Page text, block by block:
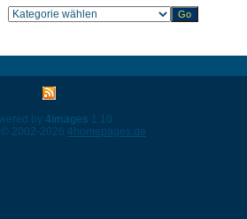
by 4images 1.10
2002-2026 4homepages.de